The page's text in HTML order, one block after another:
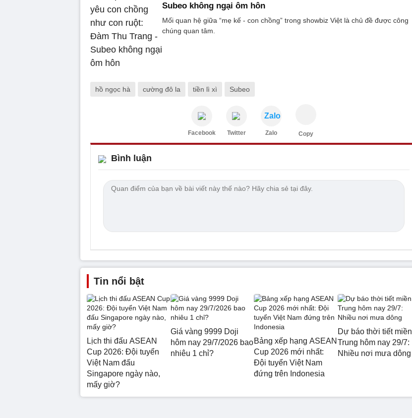
Subeo không ngại ôm hôn
Mối quan hệ giữa “mẹ kế - con chồng” trong showbiz Việt là chủ đề được công
chúng quan tâm.
hồ ngọc hà cường đô la tiền lì xì Subeo
Facebook Twitter
Zalo
Zalo Copy
Bình luận
Tin nổi bật
Lịch thi đấu ASEAN
Cup 2026: Đội tuyển
Việt Nam đấu
Singapore ngày nào,
mấy giờ?
Giá vàng 9999 Doji
hôm nay 29/7/2026 bao
nhiêu 1 chỉ?
Bảng xếp hạng ASEAN
Cup 2026 mới nhất:
Đội tuyển Việt Nam
đứng trên Indonesia
Dự báo thời tiết miền
Trung hôm nay 29/7:
Nhiều nơi mưa dông